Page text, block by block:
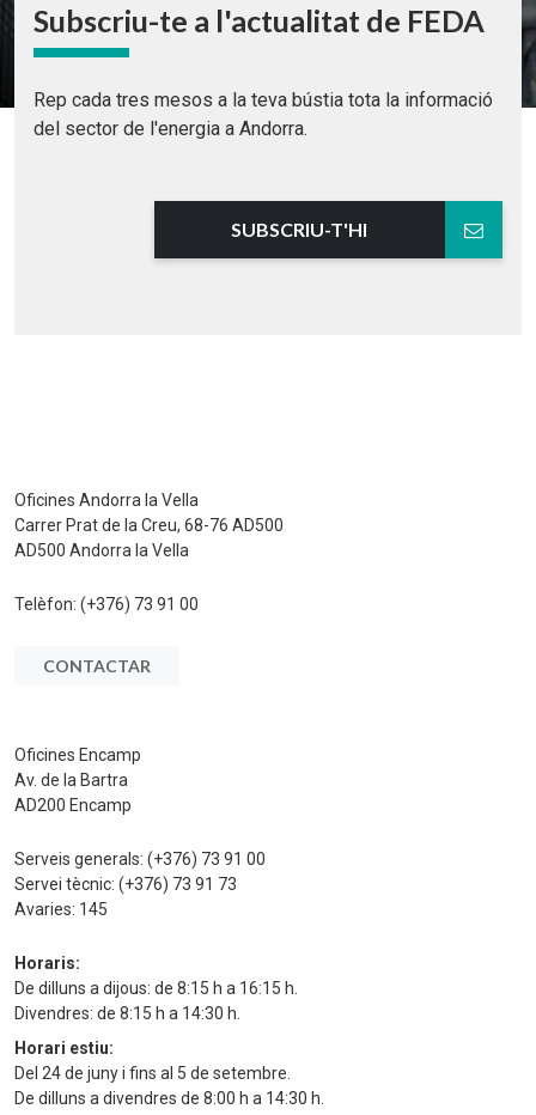
Subscriu-te a l'actualitat de FEDA
Rep cada tres mesos a la teva bústia tota la informació
del sector de l'energia a Andorra.
SUBSCRIU-T'HI
Oficines Andorra la Vella
Carrer Prat de la Creu, 68-76 AD500
AD500 Andorra la Vella
Telèfon: (+376) 73 91 00
CONTACTAR
Oficines Encamp
Av. de la Bartra
AD200 Encamp
Serveis generals: (+376) 73 91 00
Servei tècnic: (+376) 73 91 73
Avaries: 145
Horaris:
De dilluns a dijous: de 8:15 h a 16:15 h.
Divendres: de 8:15 h a 14:30 h.
Horari estiu:
Del 24 de juny i fins al 5 de setembre.
De dilluns a divendres de 8:00 h a 14:30 h.